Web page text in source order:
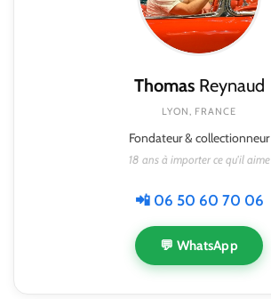
ThomasReynaud
LYON, FRANCE
Fondateur & collectionneur
18 ans à importer ce qu'il aime
📲 06 50 60 70 06
💬 WhatsApp